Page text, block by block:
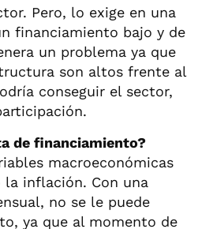
Pero, lo exige en una
financiamiento bajo y de
un problema ya que
son altos frente al
conseguir el sector,
de financiamiento?
macroeconómicas
la inflación. Con una
no se le puede
ya que al momento de